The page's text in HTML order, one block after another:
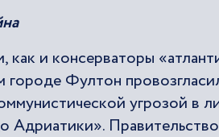
и консерваторы
городе Фултон
угрозой в
Адриатики».